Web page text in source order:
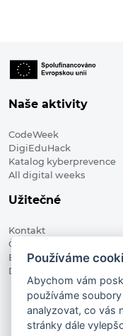
Naše aktivity
CodeWeek
DigiEduHack
Katalog kyberprevence
All digital weeks
Užitečné
Kontakt
Členské organizace
Blog
Digitalizace ve
Používáme
Abychom vám
používáme
analyzovat, co vás
stránky dále